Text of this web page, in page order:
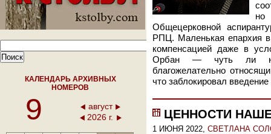
КАЛЕНДАРЬ АРХИВНЫХ
НОМЕРОВ
9
август
2026 г.
но
Общецерковной
РПЦ. Маленькая епархия
компенсацией даже в
Орбан — чуть ли не
благожелательно
что заблокировал
ЦЕННОСТИ
1 ИЮНЯ 2022, СВЕТЛАНА